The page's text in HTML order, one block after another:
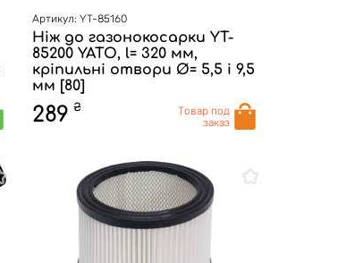
Артикул: YT-85160
Ніж до газонокосарки YT-
85200 YATO, l= 320 мм,
кріпильні отвори Ø= 5,5 і 9,5
мм [80]
289 ₴
Товар под
заказ